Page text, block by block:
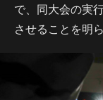
で、同大会の実
させることを明